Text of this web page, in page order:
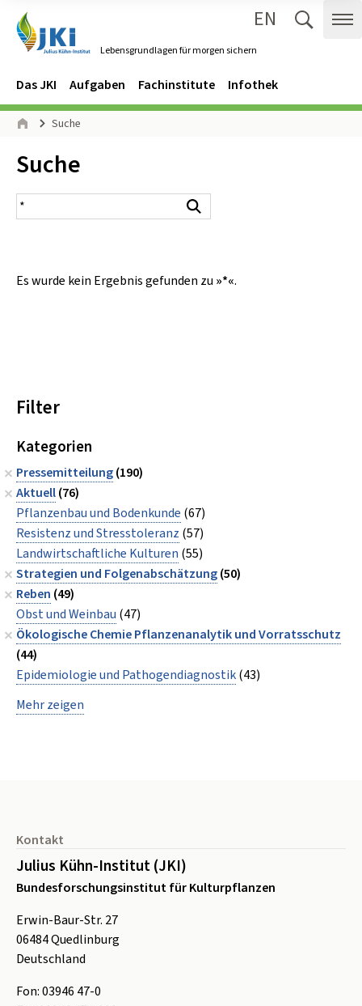
Lebensgrundlagen für morgen sichern
EN
Navigation
Hauptmenü
Das JKI Aufgaben Fachinstitute Infothek
Seitenpfad
Suche
Inhalt:
Suche
Suchergebnis
Es wurde kein Ergebnis gefunden zu »*«.
Filter
Kategorien
Pressemitteilung(190)
Aktuell(76)
Pflanzenbau und Bodenkunde (67)
Resistenz und Stresstoleranz (57)
Landwirtschaftliche Kulturen (55)
Strategien und Folgenabschätzung(50)
Reben (49)
Obst und Weinbau (47)
Ökologische Chemie Pflanzenanalytik und Vorratsschutz
(44)
Epidemiologie und Pathogendiagnostik(43)
Mehr zeigen
Kontakt
Julius Kühn-Institut (JKI)
Bundesforschungsinstitut für Kulturpflanzen
Erwin-Baur-Str. 27
06484Quedlinburg
Deutschland
Fon:03946 47-0